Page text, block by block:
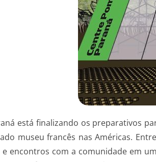
está finalizando os preparativos
museu francês nas Américas.
e encontros com a comunidade em